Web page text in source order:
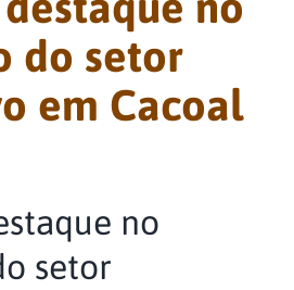
do setor
em Cacoal
no
setor